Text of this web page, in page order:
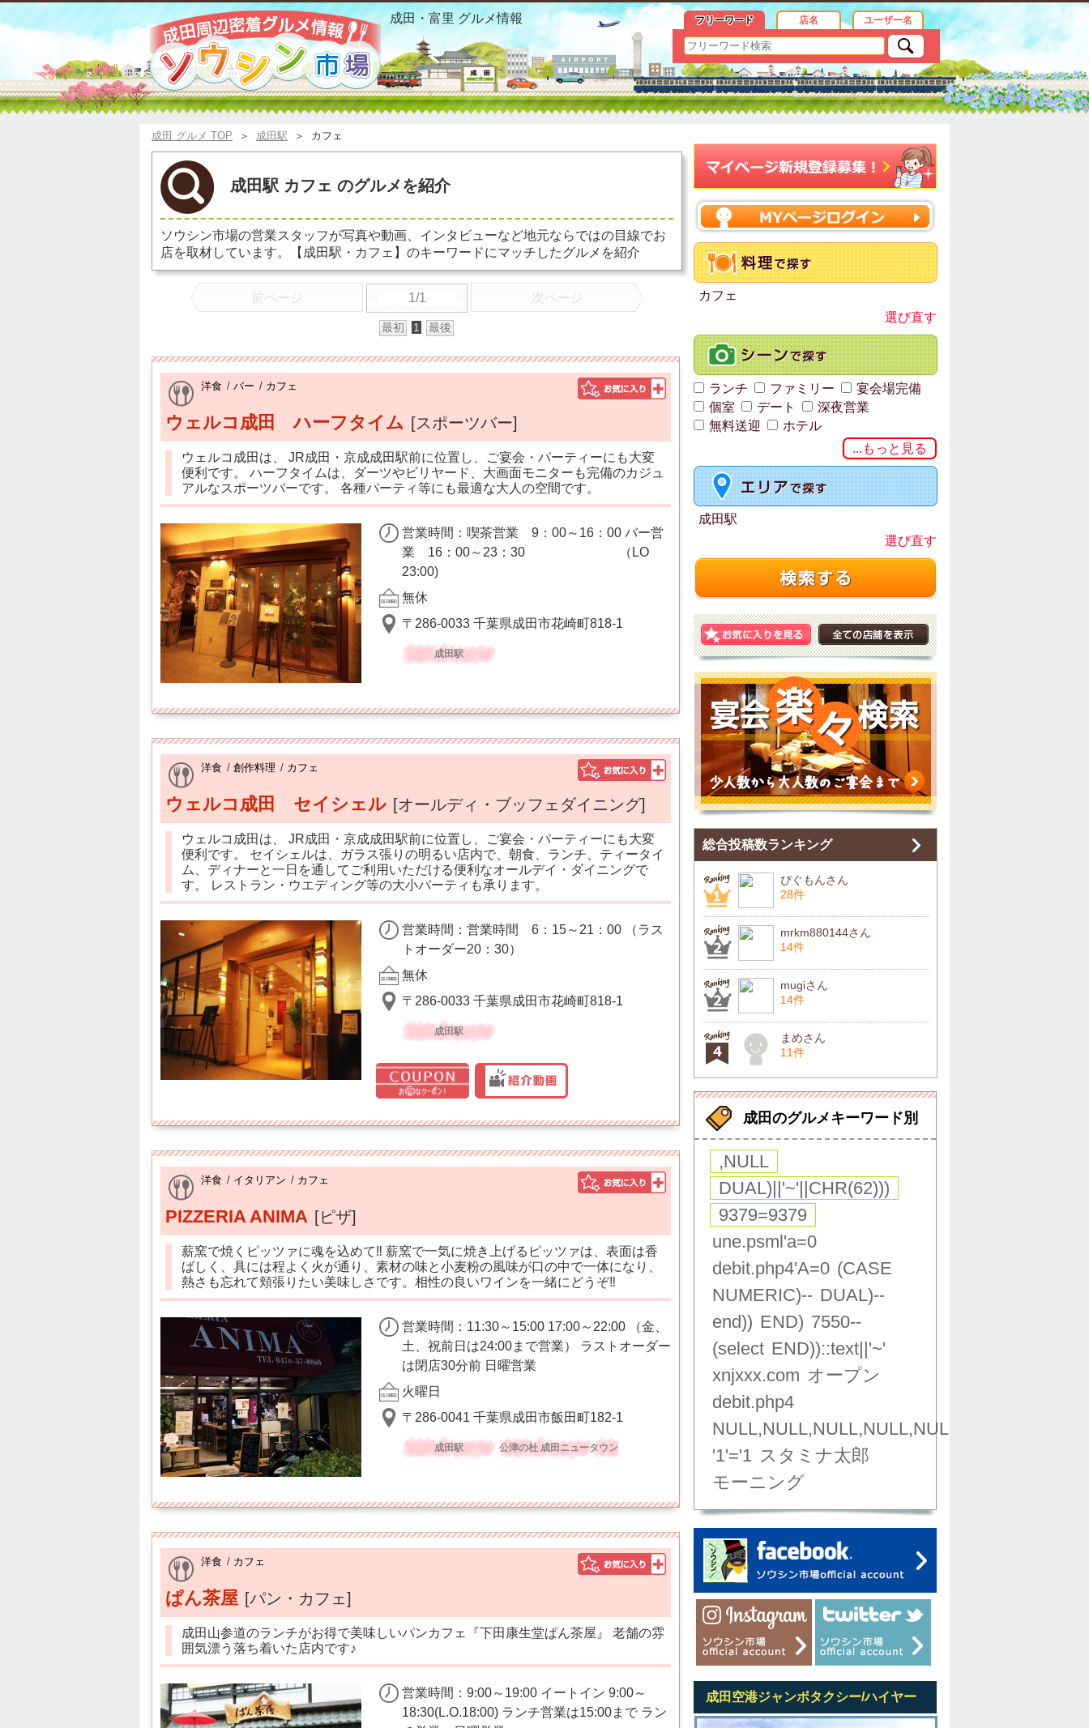
成田駅 カフェ お勧めグルメ おすすめ情報
成田・富里 グルメ情報 フリーワード 店名 ユーザー名
成田 グルメ TOP ＞ 成田駅 ＞ カフェ
成田駅 カフェ のグルメを紹介
ソウシン市場の営業スタッフが写真や動画、インタビューなど地元ならではの目線でお
店を取材しています。【成田駅・カフェ】のキーワードにマッチしたグルメを紹介
前ページ 1/1 次ページ
最初 1 最後
洋食 / バー / カフェ
ウェルコ成田 ハーフタイム [スポーツバー]
ウェルコ成田は、 JR成田・京成成田駅前に位置し、ご宴会・パーティーにも大変
便利です。 ハーフタイムは、ダーツやビリヤード、大画面モニターも完備のカジュ
アルなスポーツバーです。 各種パーティ等にも最適な大人の空間です。
営業時間：喫茶営業 9：00～16：00 バー営
業 16：00～23：30 （LO
23:00)
無休
〒286-0033 千葉県成田市花崎町818-1
成田駅
洋食 / 創作料理 / カフェ
ウェルコ成田 セイシェル [オールディ・ブッフェダイニング]
ウェルコ成田は、 JR成田・京成成田駅前に位置し、ご宴会・パーティーにも大変
便利です。 セイシェルは、ガラス張りの明るい店内で、朝食、ランチ、ティータイ
ム、ディナーと一日を通してご利用いただける便利なオールデイ・ダイニングで
す。 レストラン・ウエディング等の大小パーティも承ります。
営業時間：営業時間 6：15～21：00 （ラス
トオーダー20：30）
無休
〒286-0033 千葉県成田市花崎町818-1
成田駅
洋食 / イタリアン / カフェ
PIZZERIA ANIMA [ピザ]
薪窯で焼くピッツァに魂を込めて‼︎ 薪窯で一気に焼き上げるピッツァは、表面は香
ばしく、具には程よく火が通り、素材の味と小麦粉の風味が口の中で一体になり、
熱さも忘れて頬張りたい美味しさです。相性の良いワインを一緒にどうぞ‼︎
営業時間：11:30～15:00 17:00～22:00 （金、
土、祝前日は24:00まで営業） ラストオーダー
は閉店30分前 日曜営業
火曜日
〒286-0041 千葉県成田市飯田町182-1
成田駅 公津の杜 成田ニュータウン
洋食 / カフェ
ぱん茶屋 [パン・カフェ]
成田山参道のランチがお得で美味しいパンカフェ『下田康生堂ぱん茶屋』 老舗の雰
囲気漂う落ち着いた店内です♪
営業時間：9:00～19:00 イートイン 9:00～
18:30(L.O.18:00) ランチ営業は15:00まで ラン
カフェ
選び直す
ランチ ファミリー
宴会場完備
個室
デート
深夜営業
無料送迎
ホテル
...もっと見る
成田駅
選び直す
総合投稿数ランキング
ぴぐもんさん
28件
mrkm880144さん
14件
mugiさん
14件
まめさん
11件
成田のグルメキーワード別
,NULL
DUAL)||'~'||CHR(62)))
9379=9379
une.psml'a=0
debit.php4'A=0 (CASE
NUMERIC)-- DUAL)--
end)) END) 7550--
(select END))::text||'~'
xnjxxx.com オープン
debit.php4
'1'='1 スタミナ太郎
モーニング
成田空港ジャンボタクシー/ハイヤー